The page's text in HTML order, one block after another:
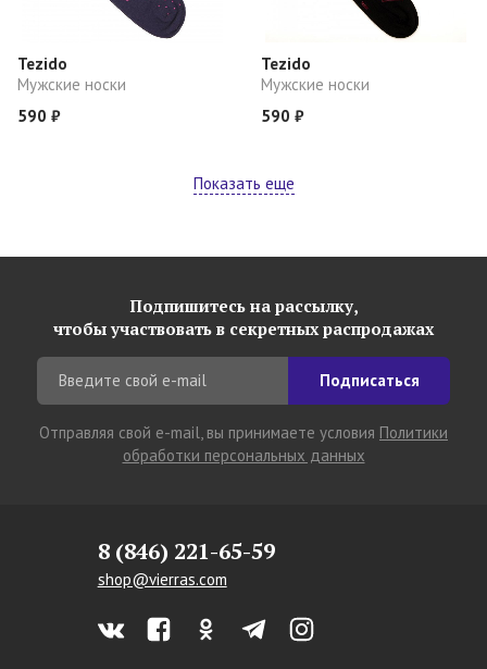
Tezido
Мужские носки
590 ₽
Tezido
Мужские носки
590 ₽
Показать еще
Подпишитесь на рассылку,
чтобы участвовать в секретных распродажах
Подписаться
Отправляя свой e-mail, вы принимаете условия Политики
обработки персональных данных
8 (846) 221-65-59
shop@vierras.com